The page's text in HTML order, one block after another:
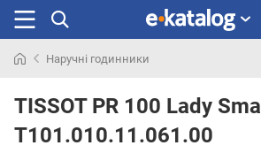
раніше
Наручні годинники
TISSOT PR 100 Lady Small
T101.010.11.061.00